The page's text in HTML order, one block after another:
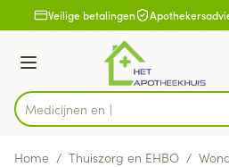
Ga naar de inhoud
1 van 1Veilige betalingen
Menu
Product, merk, categorie...
Home / Thuiszorg en EHBO /